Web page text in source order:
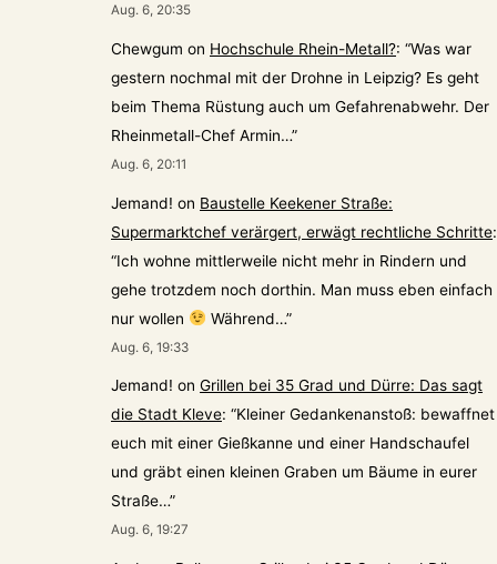
Aug. 6, 20:35
Chewgum on Hochschule Rhein-Metall?: “Was war
gestern nochmal mit der Drohne in Leipzig? Es geht
beim Thema Rüstung auch um Gefahrenabwehr. Der
Rheinmetall-Chef Armin…”
Aug. 6, 20:11
Jemand! on Baustelle Keekener Straße:
Supermarktchef verärgert, erwägt rechtliche Schritte:
“Ich wohne mittlerweile nicht mehr in Rindern und
gehe trotzdem noch dorthin. Man muss eben einfach
nur wollen
Während…”
Aug. 6, 19:33
Jemand! on Grillen bei 35 Grad und Dürre: Das sagt
die Stadt Kleve: “Kleiner Gedankenanstoß: bewaffnet
euch mit einer Gießkanne und einer Handschaufel
und gräbt einen kleinen Graben um Bäume in eurer
Straße…”
Aug. 6, 19:27